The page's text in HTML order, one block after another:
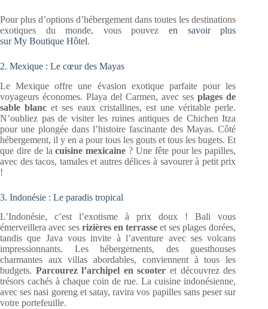
Pour plus d’options d’hébergement dans toutes les destinations
exotiques du monde, vous pouvezen savoir plus
sur My Boutique Hôtel.
2. Mexique : Le cœur des Mayas
Le Mexique offre une évasion exotique parfaite pour les
voyageurs économes. Playa del Carmen, avec sesplages de
sable blanc et ses eaux cristallines, est une véritable perle.
N’oubliez pas de visiter les ruines antiques de Chichen Itza
pour une plongée dans l’histoire fascinante des Mayas. Côté
hébergement, il y en a pour tous les gouts et tous les bugets. Et
que dire de lacuisine mexicaine ? Une fête pour les papilles,
avec des tacos, tamales et autres délices à savourer à petit prix
!
3. Indonésie : Le paradis tropical
L’Indonésie, c’est l’exotisme à prix doux ! Bali vous
émerveillera avec sesrizières en terrasseet ses plages dorées,
tandis que Java vous invite à l’aventure avec ses volcans
impressionnants. Les hébergements, des guesthouses
charmantes aux villas abordables, conviennent à tous les
budgets. Parcourez l’archipel en scooteret découvrez des
trésors cachés à chaque coin de rue. La cuisine indonésienne,
avec ses nasi goreng et satay, ravira vos papilles sans peser sur
votre portefeuille.